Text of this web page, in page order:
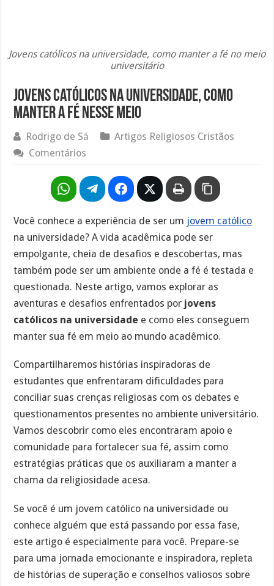
Jovens católicos na universidade, como manter a fé no meio
universitário
Jovens católicos na universidade, como
manter a fé nesse meio
Rodrigo de Sá
Artigos Religiosos Cristãos
Comentários
Você conhece a experiência de ser um jovem católico
na universidade? A vida acadêmica pode ser
empolgante, cheia de desafios e descobertas, mas
também pode ser um ambiente onde a fé é testada e
questionada. Neste artigo, vamos explorar as
aventuras e desafios enfrentados por jovens
católicos na universidade e como eles conseguem
manter sua fé em meio ao mundo acadêmico.
Compartilharemos histórias inspiradoras de
estudantes que enfrentaram dificuldades para
conciliar suas crenças religiosas com os debates e
questionamentos presentes no ambiente universitário.
Vamos descobrir como eles encontraram apoio e
comunidade para fortalecer sua fé, assim como
estratégias práticas que os auxiliaram a manter a
chama da religiosidade acesa.
Se você é um jovem católico na universidade ou
conhece alguém que está passando por essa fase,
este artigo é especialmente para você. Prepare-se
para uma jornada emocionante e inspiradora, repleta
de histórias de superação e conselhos valiosos sobre